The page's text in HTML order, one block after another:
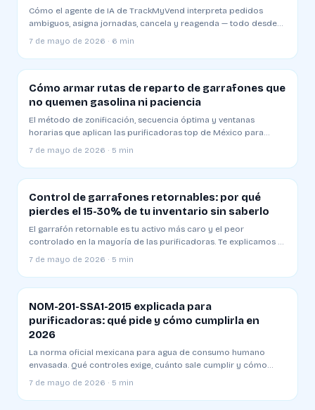
Cómo el agente de IA de TrackMyVend interpreta pedidos
ambiguos, asigna jornadas, cancela y reagenda — todo desde
WhatsApp y sin que el dueño de la planta toque una tecla.
7 de mayo de 2026 · 6 min
Cómo armar rutas de reparto de garrafones que
no quemen gasolina ni paciencia
El método de zonificación, secuencia óptima y ventanas
horarias que aplican las purificadoras top de México para
entregar 30% más en menos kilómetros.
7 de mayo de 2026 · 5 min
Control de garrafones retornables: por qué
pierdes el 15-30% de tu inventario sin saberlo
El garrafón retornable es tu activo más caro y el peor
controlado en la mayoría de las purificadoras. Te explicamos el
método de saldos por cliente que aplican las plantas
7 de mayo de 2026 · 5 min
NOM-201-SSA1-2015 explicada para
purificadoras: qué pide y cómo cumplirla en
2026
La norma oficial mexicana para agua de consumo humano
envasada. Qué controles exige, cuánto sale cumplir y cómo
evitar las multas que cierran plantas.
7 de mayo de 2026 · 5 min